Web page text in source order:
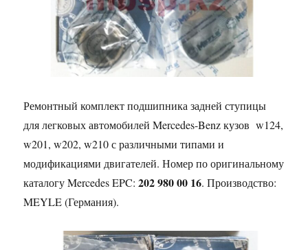
Ремонтный комплект подшипника задней ступицы
для легковых автомобилей Mercedes-Benz кузов w124,
w201, w202, w210 с различными типами и
модификациями двигателей. Номер по оригинальному
каталогу Mercedes EPC:202 980 00 16. Производство:
MEYLE (Германия).